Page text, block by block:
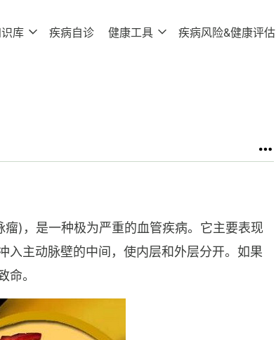
库 疾病自诊 健康工具 疾病风险&健康评估
)，是一种极为严重的血管疾病。它主要表现
入主动脉壁的中间，使内层和外层分开。如果
命。